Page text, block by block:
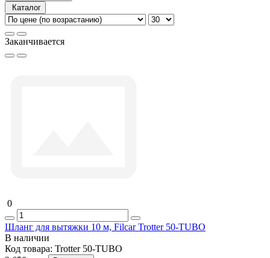
Каталог
Заканчивается
0
Шланг для вытяжки 10 м, Filcar Trotter 50-TUBO
В наличии
Код товара: Trotter 50-TUBO